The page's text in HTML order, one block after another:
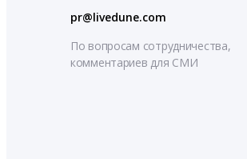
pr@livedune.com
По вопросам сотрудничества,
комментариев для СМИ